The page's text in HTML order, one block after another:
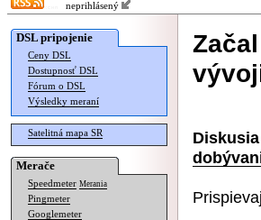
neprihlásený
DSL pripojenie
Ceny DSL
Dostupnosť DSL
Fórum o DSL
Výsledky meraní
Satelitná mapa SR
Merače
Speedmeter Merania
Pingmeter
Googlemeter